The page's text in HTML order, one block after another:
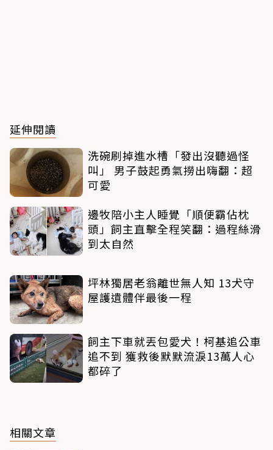
延伸閱讀
洗碗刷掉進水槽「發出沒聽過怪
叫」 男子鼓起勇氣撈出嗨翻：超
可愛
邊牧陪小主人睡覺「順便霸佔枕
頭」飼主直擊全程笑翻：過程絲滑
到太自然
坪林獨居老翁離世無人知 13犬守
屋護遺體伴最後一程
飼主下車就丟包愛犬！柯基追公車
追不到 獲救後默默流淚13萬人心
都碎了
相關文章